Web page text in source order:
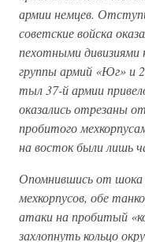
армии немцев.
советские войска
пехотными дивизиями
группы армий «Юг» и
тыл 37-й армии
оказались отрезаны
пробитого
на восток были лишь
Опомнившись от шока
мехкорпусов, обе
атаки на пробитый
захлопнуть кольцо